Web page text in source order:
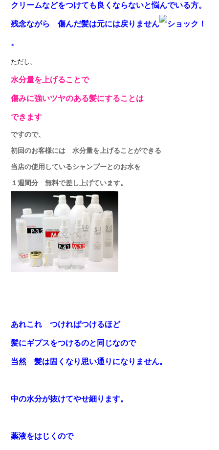
クリームなどをつけても良くならないと悩んでいる方。
残念ながら 傷んだ髪は元には戻りません
。
ただし、
水分量を上げることで
傷みに強いツヤのある髪にすることは
できます
ですので、
初回のお客様には 水分量を上げることができる
当店の使用しているシャンプーとのお水を
１週間分 無料で差し上げています。
あれこれ つければつけるほど
髪にギプスをつけるのと同じなので
当然 髪は固くなり思い通りになりません。
中の水分が抜けてやせ細ります。
薬液をはじくので